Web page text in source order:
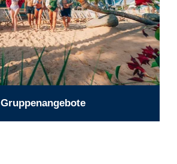
Gruppenangebote